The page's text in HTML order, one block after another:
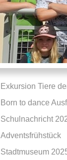
Exkursion Tiere
Born to dance
Schulnachricht
Adventsfrühstück
Stadtmuseum